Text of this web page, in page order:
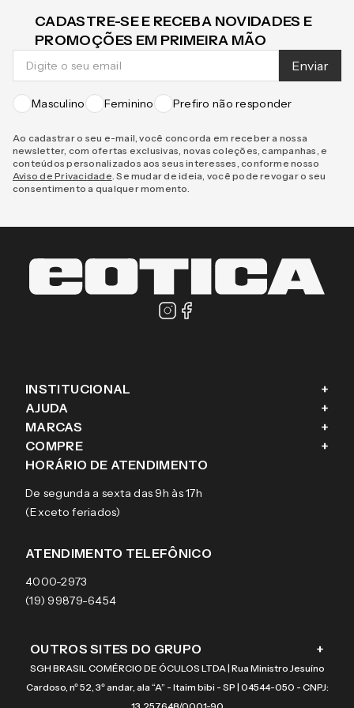
CADASTRE-SE E RECEBA NOVIDADES E
PROMOÇÕES EM PRIMEIRA MÃO
Enviar
Masculino Feminino Prefiro não responder
Ao cadastrar o seu e-mail, você concorda em receber a nossa
newsletter, com ofertas exclusivas, novas coleções, campanhas, e
conteúdos personalizados aos seus interesses, conforme nosso
Aviso de Privacidade . Se mudar de ideia, você pode revogar o seu
consentimento a qualquer momento.
INSTITUCIONAL +
Fale conosco
Blog
Sobre a eÓtica
Aviso de privacidade
Termos e condições de uso
AJUDA +
Como comprar
Trocas e Devoluções
Pagamentos
Garantias
MARCAS +
Ray-Ban
Tecnol
Arnette
Burberry
COMPRE +
Óculos de sol
Lentes de contato
HORÁRIO DE ATENDIMENTO
De segunda a sexta das 9h às 17h
(Exceto feriados)
ATENDIMENTO TELEFÔNICO
4000-2973
(19) 99879-6454
OUTROS SITES DO GRUPO +
SGH BRASIL COMÉRCIO DE ÓCULOS LTDA | Rua Ministro Jesuíno
Cardoso, nº 52, 3º andar, ala “A” - Itaim bibi - SP | 04544-050 - CNPJ: